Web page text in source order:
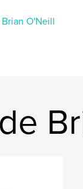
Brian O'Neill